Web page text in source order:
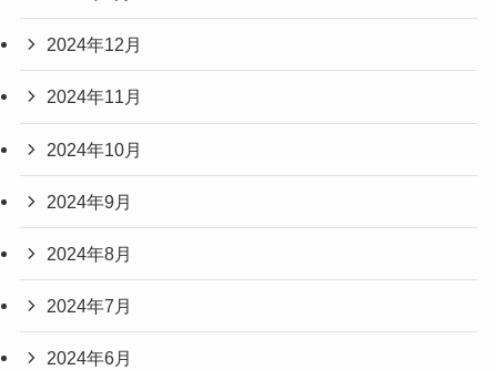
2024年12月
2024年11月
2024年10月
2024年9月
2024年8月
2024年7月
2024年6月